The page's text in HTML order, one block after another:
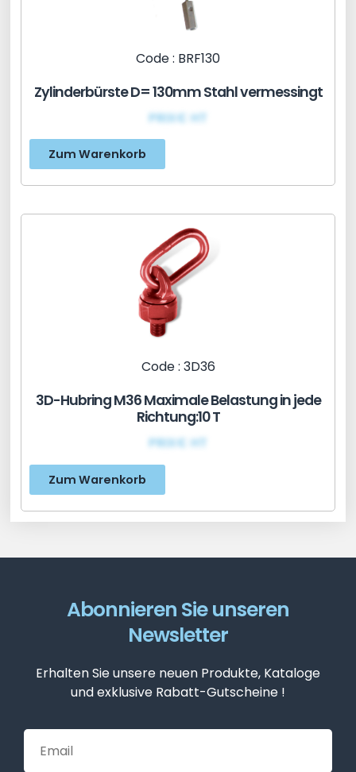
Code : BRF130
Zylinderbürste D= 130mm Stahl vermessingt
PRIX€ HT
Zum Warenkorb
Code : 3D36
3D-Hubring M36 Maximale Belastung in jede
Richtung:10 T
PRIX€ HT
Zum Warenkorb
Abonnieren Sie unseren
Newsletter
Erhalten Sie unsere neuen Produkte, Kataloge
und exklusive Rabatt-Gutscheine !